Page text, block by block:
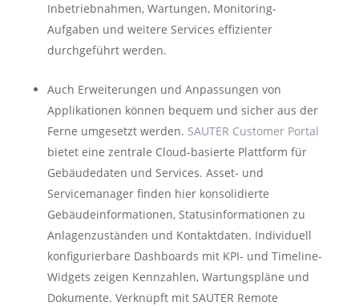
Inbetriebnahmen, Wartungen, Monitoring-
Aufgaben und weitere Services effizienter
durchgeführt werden.
Auch Erweiterungen und Anpassungen von
Applikationen können bequem und sicher aus der
Ferne umgesetzt werden. SAUTER Customer Portal
bietet eine zentrale Cloud-basierte Plattform für
Gebäudedaten und Services. Asset- und
Servicemanager finden hier konsolidierte
Gebäudeinformationen, Statusinformationen zu
Anlagenzuständen und Kontaktdaten. Individuell
konfigurierbare Dashboards mit KPI- und Timeline-
Widgets zeigen Kennzahlen, Wartungspläne und
Dokumente. Verknüpft mit SAUTER Remote